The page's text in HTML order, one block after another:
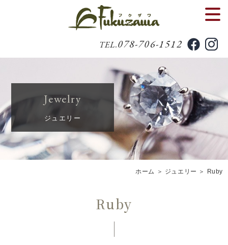
TEL.078-706-1512
Jewelry
ジュエリー
ホーム ＞ ジュエリー ＞ Ruby
Ruby